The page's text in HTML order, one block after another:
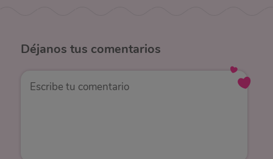
Déjanos tus comentarios